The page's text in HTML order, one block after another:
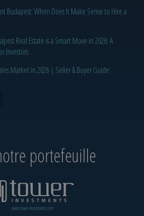
Budapest: When Does It Make Sense to Hire a
Real Estate is a Smart Move in 2026: A
Investors
Market in 2026 | Seller & Buyer Guide
portefeuille
www.tower-investments.com